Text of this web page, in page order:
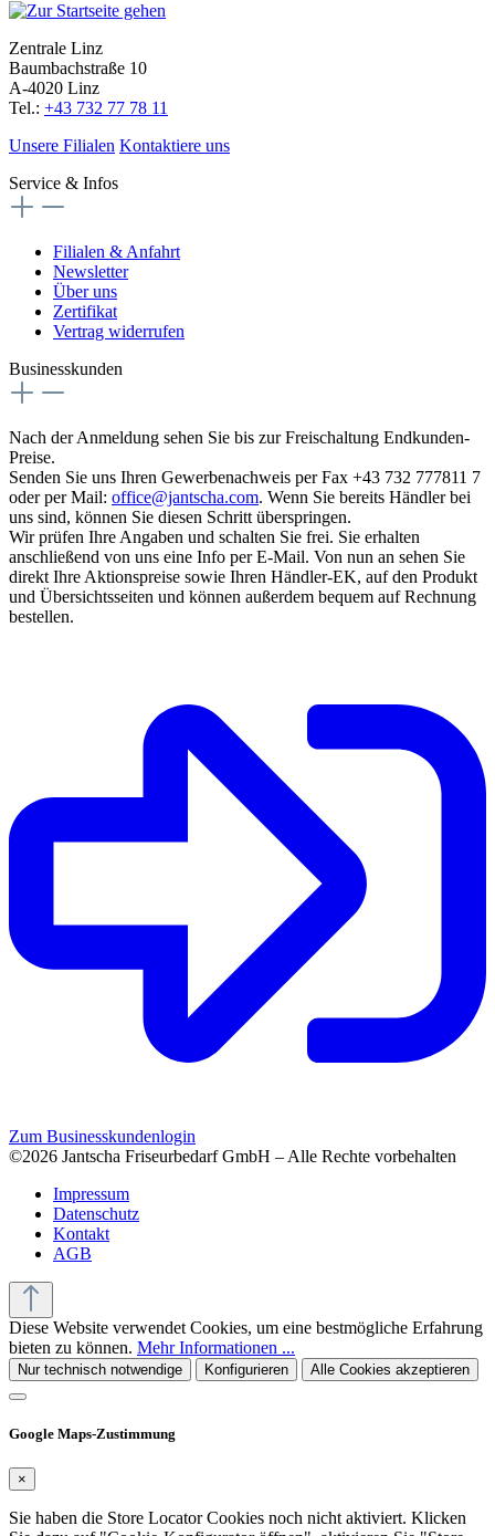
Zentrale Linz
Baumbachstraße 10
A-4020 Linz
Tel.: +43 732 77 78 11
Unsere Filialen Kontaktiere uns
Service & Infos
Filialen & Anfahrt
Newsletter
Über uns
Zertifikat
Vertrag widerrufen
Businesskunden
Nach der Anmeldung sehen Sie bis zur Freischaltung Endkunden-
Preise.
Senden Sie uns Ihren Gewerbenachweis per Fax +43 732 777811 7
oder per Mail: office@jantscha.com. Wenn Sie bereits Händler bei
uns sind, können Sie diesen Schritt überspringen.
Wir prüfen Ihre Angaben und schalten Sie frei. Sie erhalten
anschließend von uns eine Info per E-Mail. Von nun an sehen Sie
direkt Ihre Aktionspreise sowie Ihren Händler-EK, auf den Produkt
und Übersichtsseiten und können außerdem bequem auf Rechnung
bestellen.
Zum Businesskundenlogin
©2026 Jantscha Friseurbedarf GmbH – Alle Rechte vorbehalten
Impressum
Datenschutz
Kontakt
AGB
Diese Website verwendet Cookies, um eine bestmögliche Erfahrung
bieten zu können. Mehr Informationen ...
Nur technisch notwendige Konfigurieren Alle Cookies akzeptieren
Google Maps-Zustimmung
×
Sie haben die Store Locator Cookies noch nicht aktiviert. Klicken